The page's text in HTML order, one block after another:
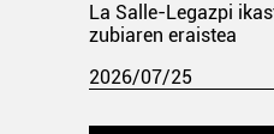
La Salle-Legazpi
zubiaren eraistea
2026/07/25